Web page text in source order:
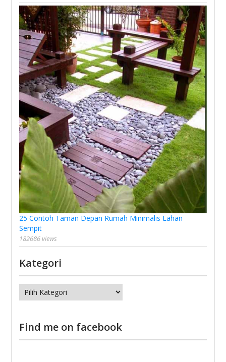
25 Contoh Taman Depan Rumah Minimalis Lahan
Sempit
182686 views
Kategori
Kategori
Find me on facebook